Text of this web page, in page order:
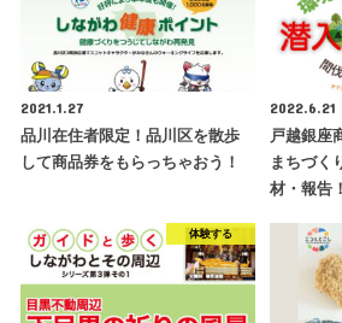
2021.1.27
品川在住者限定！品川区を散歩
して商品券をもらっちゃおう！
2022.6.21
戸越銀座
まちづく
材・報告！
体験する